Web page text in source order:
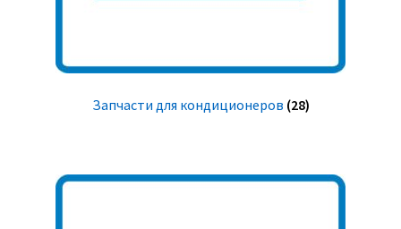
Запчасти для кондиционеров (28)